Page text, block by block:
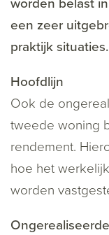
worden belast
een zeer
praktijk situaties.
Hoofdlijn
Ook de
tweede woning
rendement.
hoe het
worden